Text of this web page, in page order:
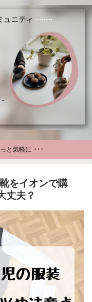
と気軽に ･･･
をイオンで購
丈夫？